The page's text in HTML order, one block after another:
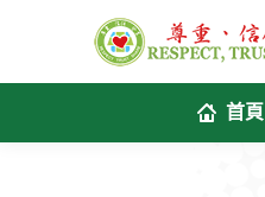
首頁